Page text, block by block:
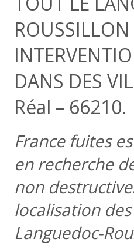
ROUSSILLON
DANS DES
Réal – 66210.
France fuites
en recherche
non
localisation
Languedoc-